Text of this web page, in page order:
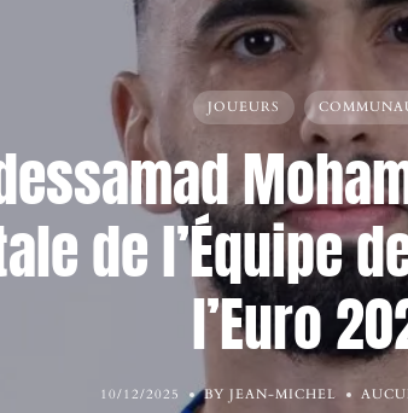
JOUEURS
de l’Équipe
l’Euro
10/12/2025 BY JEAN-MICHEL